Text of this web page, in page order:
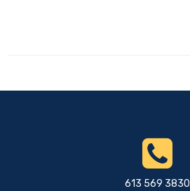
613 569 3830